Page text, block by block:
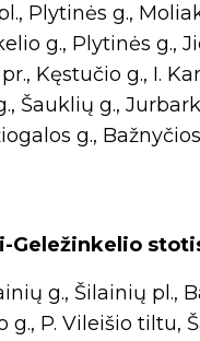
Plytinės g.,
g., Plytinės g.,
Kęstučio g., I.
Šauklių g.,
g.,
Geležinkelio
g., Šilainių pl.,
P. Vileišio tiltu,